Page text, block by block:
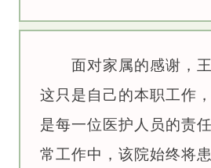
面对家属的感谢，
这只是自己的本职工作
是每一位医护人员的责
常工作中，该院始终将